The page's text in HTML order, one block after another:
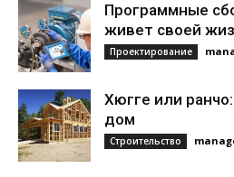
Программные
живет своей
Проектирование
Хюгге или
дом
Строительство